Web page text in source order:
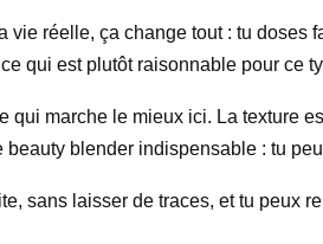
vie réelle, ça change tout : tu
qui est plutôt raisonnable pour ce
qui marche le mieux ici. La texture
blender indispensable : tu
sans laisser de traces, et tu peux